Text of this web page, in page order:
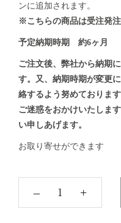
ンに追加されます。
※こちらの商品は受注発注
予定納期時期 約6ヶ月
ご注文後、弊社から納期
す。又、納期時期が変更
絡するよう努めております
ご迷惑をおかけいたしま
い申しあげます。
お取り寄せができます
‒ +